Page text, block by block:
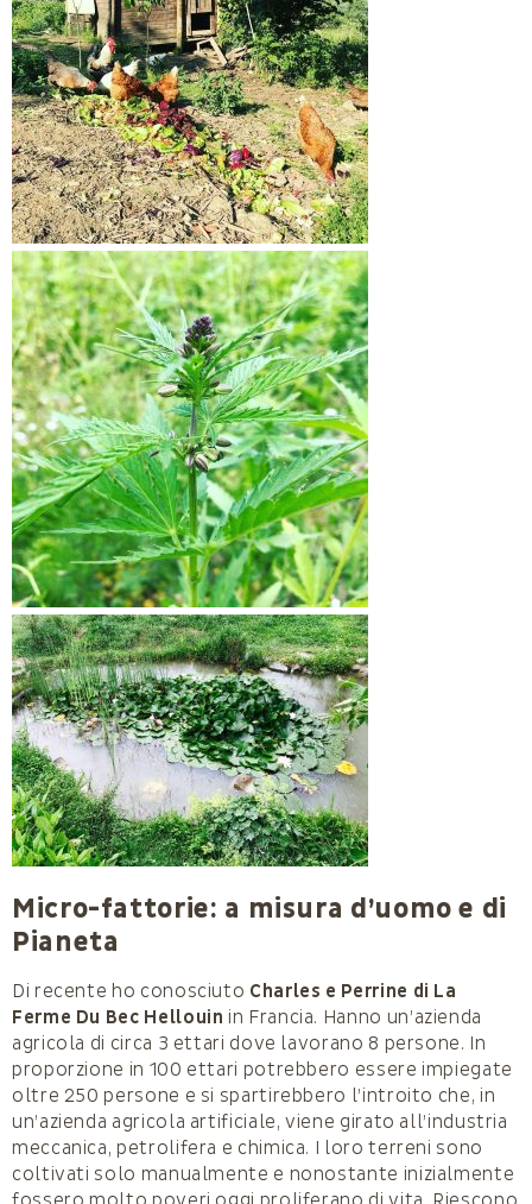
Micro-fattorie: a misura d’uomo e di
Pianeta
Di recente ho conosciuto Charles e Perrine di La
Ferme Du Bec Hellouin in Francia. Hanno un’azienda
agricola di circa 3 ettari dove lavorano 8 persone. In
proporzione in 100 ettari potrebbero essere impiegate
oltre 250 persone e si spartirebbero l’introito che, in
un’azienda agricola artificiale, viene girato all’industria
meccanica, petrolifera e chimica. I loro terreni sono
coltivati solo manualmente e nonostante inizialmente